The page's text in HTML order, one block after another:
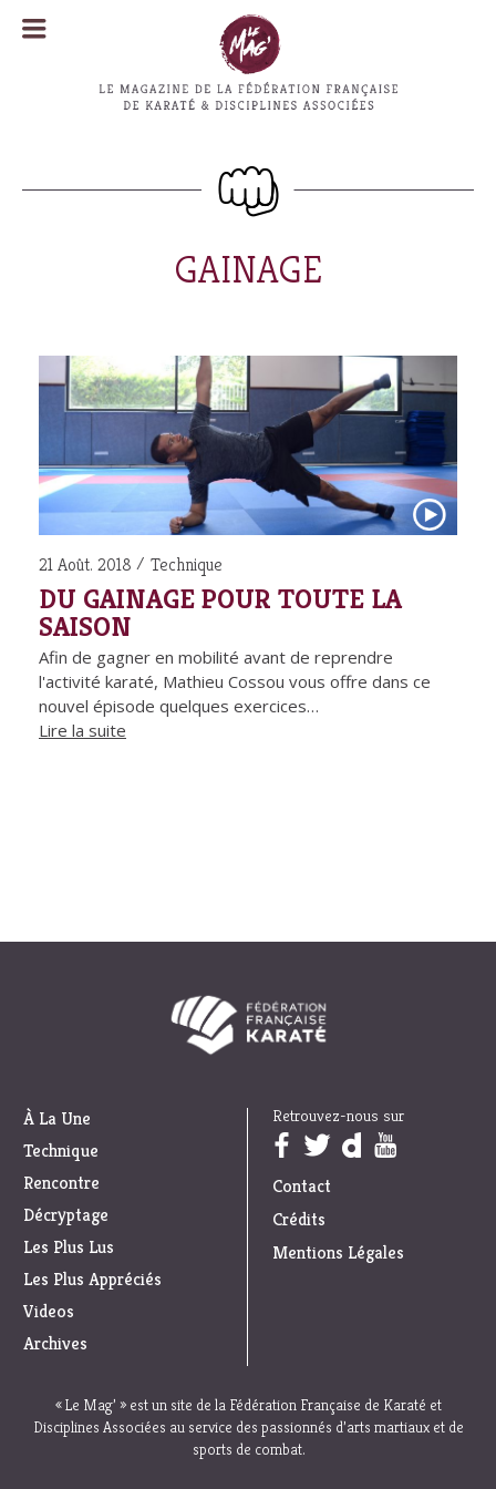
GAINAGE
21 Août. 2018 Technique
DU GAINAGE POUR TOUTE LA
SAISON
Afin de gagner en mobilité avant de reprendre
l'activité karaté, Mathieu Cossou vous offre dans ce
nouvel épisode quelques exercices…
Lire la suite
À La Une
Technique
Rencontre
Décryptage
Les Plus Lus
Les Plus Appréciés
Videos
Archives
Retrouvez-nous sur
Trouvez nous sur :
Contact
Crédits
Mentions Légales
« Le Mag’ » est un site de la Fédération Française de Karaté et
Disciplines Associées au service des passionnés d’arts martiaux et de
sports de combat.